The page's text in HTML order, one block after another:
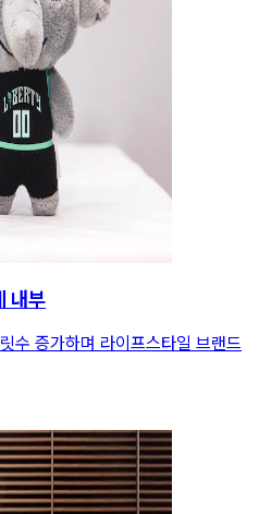
내부
수 증가하며 라이프스타일 브랜드